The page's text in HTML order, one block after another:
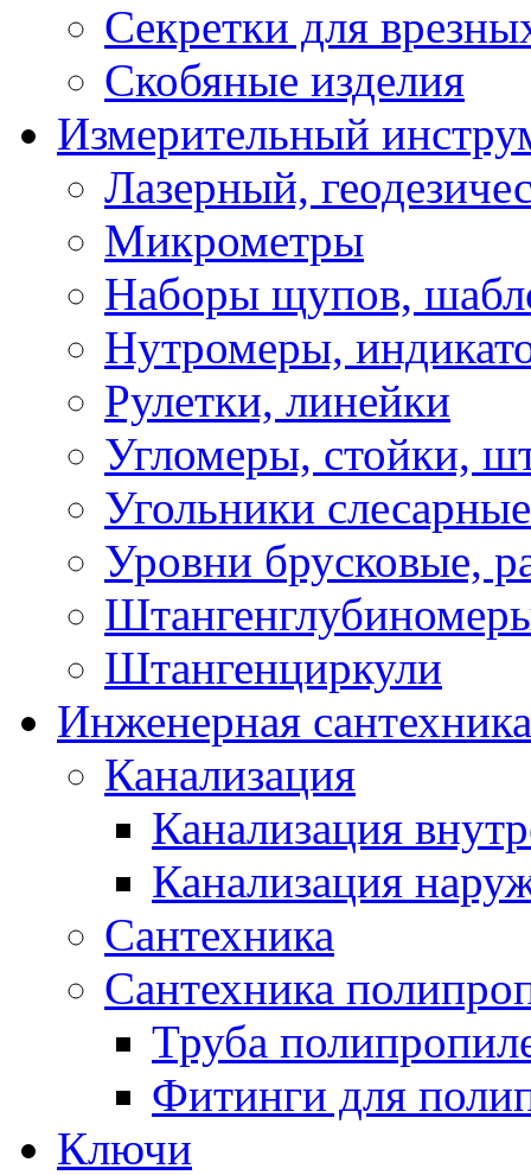
Секретки для
Скобяные изделия
Измерительный
Лазерный,
Микрометры
Наборы щупов,
Нутромеры,
Рулетки, линейки
Угломеры, стойки,
Угольники слесарные
Уровни брусковые,
Штангенциркули
Инженерная сантехника
Канализация
Канализация
Канализация
Сантехника
Сантехника
Труба
Фитинги для
Ключи